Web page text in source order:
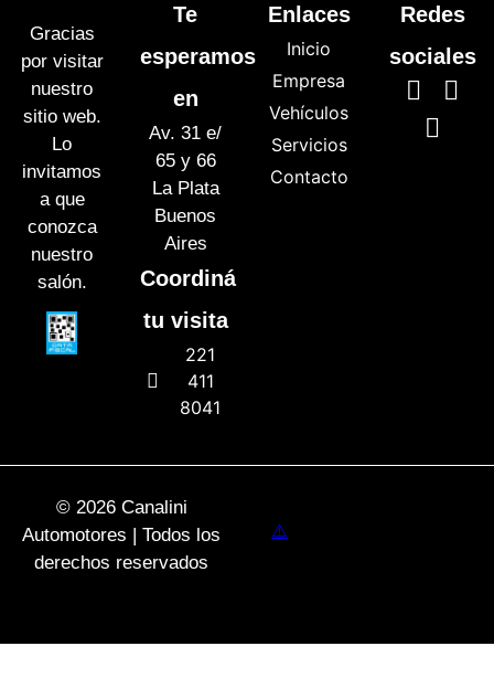
Gracias
por visitar
nuestro
sitio web.
Lo
invitamos
a que
conozca
nuestro
salón.
Te
esperamos
en
Av. 31 e/
65 y 66
La Plata
Buenos
Aires
Coordiná
tu visita
221
411
8041
Enlaces
Inicio
Empresa
Vehículos
Servicios
Contacto
Redes
sociales
© 2026 Canalini
Automotores | Todos los
derechos reservados